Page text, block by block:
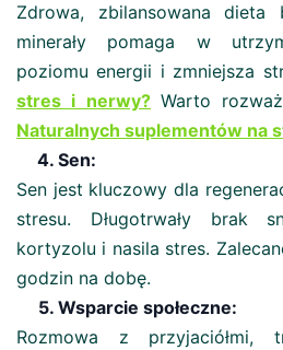
Zdrowa, zbilansowana
minerały pomaga w
poziomu energii i zmniejsza
stres i nerwy? Warto
Naturalnych suplementów na
4. Sen:
Sen jest kluczowy dla
stresu. Długotrwały brak
kortyzolu i nasila stres.
godzin na dobę​.
5. Wsparcie społeczne:
Rozmowa z przyjaciółmi,